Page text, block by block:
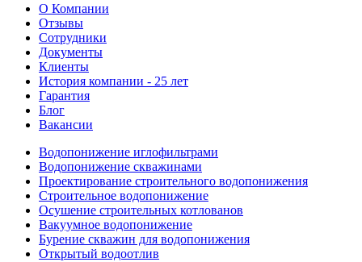
О Компании
Отзывы
Сотрудники
Документы
Клиенты
История компании - 25 лет
Гарантия
Блог
Вакансии
Водопонижение иглофильтрами
Водопонижение скважинами
Проектирование строительного водопонижения
Строительное водопонижение
Осушение строительных котлованов
Вакуумное водопонижение
Бурение скважин для водопонижения
Открытый водоотлив